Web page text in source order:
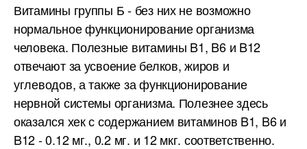
Витамины группы Б - без них не возможно
нормальное функционирование организма
человека. Полезные витамины B1, B6 и B12
отвечают за усвоение белков, жиров и
углеводов, а также за функционирование
нервной системы организма. Полезнее здесь
оказался хек с содержанием витаминов B1, B6 и
B12 - 0.12 мг., 0.2 мг. и 12 мкг. соответственно.